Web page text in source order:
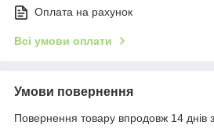
Оплата на рахунок
Всі умови оплати
Умови повернення
Повернення товару впродовж 14 днів